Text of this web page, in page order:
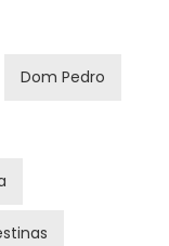
Dom Pedro